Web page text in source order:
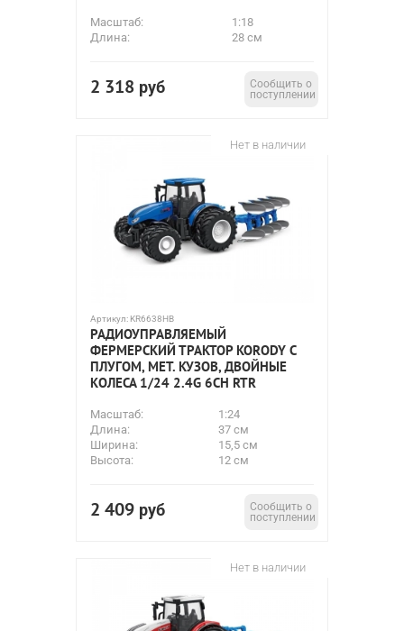
Масштаб:
1:18
Длина:
28 см
2 318 руб
Сообщить о
поступлении
Нет в наличии
Артикул: KR6638HB
РАДИОУПРАВЛЯЕМЫЙ
ФЕРМЕРСКИЙ ТРАКТОР KORODY С
ПЛУГОМ, МЕТ. КУЗОВ, ДВОЙНЫЕ
КОЛЕСА 1/24 2.4G 6CH RTR
Масштаб:
1:24
Длина:
37 см
Ширина:
15,5 см
Высота:
12 см
2 409 руб
Сообщить о
поступлении
Нет в наличии